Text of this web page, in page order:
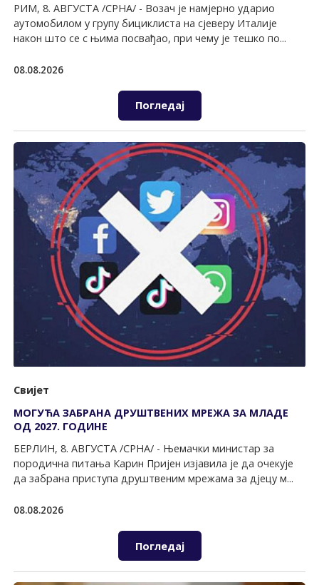
РИМ, 8. АВГУСТА /СРНА/ - Возач је намјерно ударио
аутомобилом у групу бициклиста на сјеверу Италије
након што се с њима посвађао, при чему је тешко по...
08.08.2026
Погледај
Свијет
МОГУЋА ЗАБРАНА ДРУШТВЕНИХ МРЕЖА ЗА МЛАДЕ
ОД 2027. ГОДИНЕ
БЕРЛИН, 8. АВГУСТА /СРНА/ - Њемачки министар за
породична питања Карин Пријен изјавила је да очекује
да забрана приступа друштвеним мрежама за дјецу м...
08.08.2026
Погледај